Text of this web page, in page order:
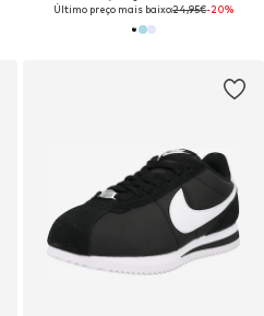
Último preço mais baixo:24,95€-20%